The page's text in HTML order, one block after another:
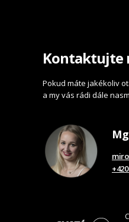
Kontaktujte
Pokud máte jakékoliv
a my vás rádi dále